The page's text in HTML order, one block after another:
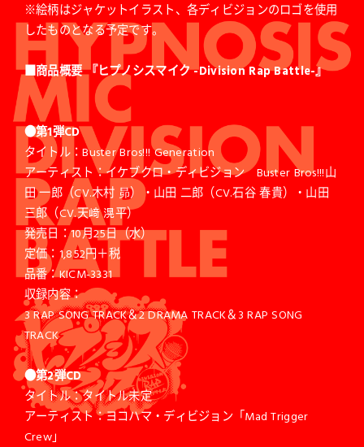
※絵柄はジャケットイラスト、各ディビジョンのロゴを使用
したものとなる予定です。
■商品概要 『ヒプノシスマイク -Division Rap Battle-』
●第1弾CD
タイトル：Buster Bros!!! Generation
アーティスト：イケブクロ・ディビジョン Buster Bros!!!山
田 一郎（CV.木村 昴）・山田 二郎（CV.石谷 春貴）・山田
三郎（CV.天﨑 滉平）
発売日：10月25日（水）
定価：1,852円＋税
品番：KICM-3331
収録内容：
3 RAP SONG TRACK＆2 DRAMA TRACK＆3 RAP SONG
TRACK
●第2弾CD
タイトル：タイトル未定
アーティスト：ヨコハマ・ディビジョン「Mad Trigger
Crew」